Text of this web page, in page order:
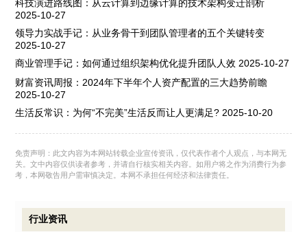
科技演进路线图：从云计算到边缘计算的技术架构变迁剖析
2025-10-27
领导力实战手记：从业务骨干到团队管理者的五个关键转变
2025-10-27
商业管理手记：如何通过组织架构优化提升团队人效 2025-10-27
财富资讯周报：2024年下半年个人资产配置的三大趋势前瞻
2025-10-27
生活反常识：为何“不完美”生活反而让人更满足? 2025-10-20
免责声明：此文内容为本网站转载企业宣传资讯，仅代表作者个人观点，与本网无
关。文中内容仅供读者参考，并请自行核实相关内容。如用户将之作为消费行为参
考，本网敬告用户需审慎决定。本网不承担任何经济和法律责任。
行业资讯